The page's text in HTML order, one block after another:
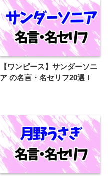
【ワンピース】サンダーソニ
ア の名言・名セリフ20選！